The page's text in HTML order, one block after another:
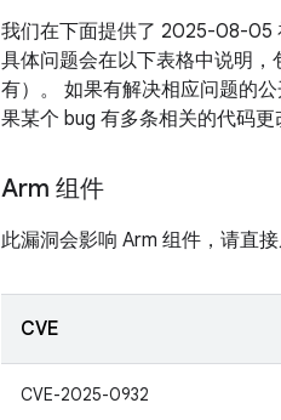
我们在下面提供了 2025-08-05
具体问题会在以下表格中说明，
有）。 如果有解决相应问题的
果某个 bug 有多条相关的代码
Arm 组件
此漏洞会影响 Arm 组件，请直
CVE
CVE-2025-0932